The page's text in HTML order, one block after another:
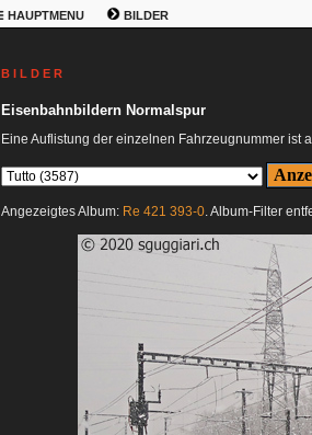
HAUPTMENU BILDER
B I L D E R
Eisenbahnbildern Normalspur
Eine Auflistung der einzelnen Fahrzeugnummer ist
Angezeigtes Album: Re 421 393-0. Album-Filter